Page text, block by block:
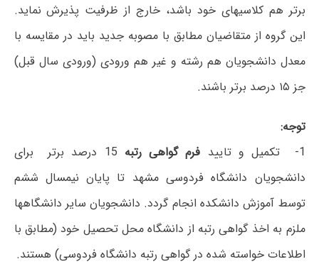
برتر هم کلاسی‎های خود باشد، خارج از ظرفیت پذیرش نماید.
این گروه از متقاضیان مطابق با مصوبه جدید باید در مقایسه با
معدل دانشجویان هم رشته و غیر هم ورودی (ورودی سال قبل)
جز ۱۵ درصد برتر باشند.
توجه:
1- تکمیل و تایید
فرم گواهی رتبه
15 درصد برتر برای
دانشجویان دانشگاه فردوسی مشهد تا پایان نیمسال ششم
توسط آموزش دانشکده انجام گردد. دانشجویان سایر دانشگاه‎ها
ملزم به اخذ گواهی رتبه از دانشگاه محل تحصیل خود (مطابق با
اطلاعات خواسته شده در گواهی رتبه دانشگاه فردوسی) هستند.